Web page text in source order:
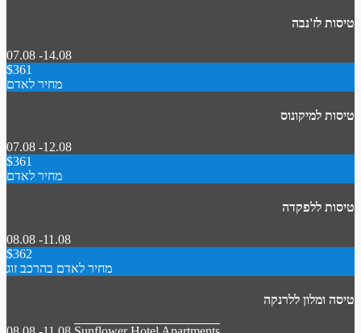
טיסות לז'נבה
07.08 -14.08
$361
מחיר לאדם
טיסות למיקונוס
07.08 -12.08
$361
מחיר לאדם
טיסות ללפקדה
08.08 -11.08
$362
מחיר לאדם בהרכב זוג
טיסה ומלון ללרנקה